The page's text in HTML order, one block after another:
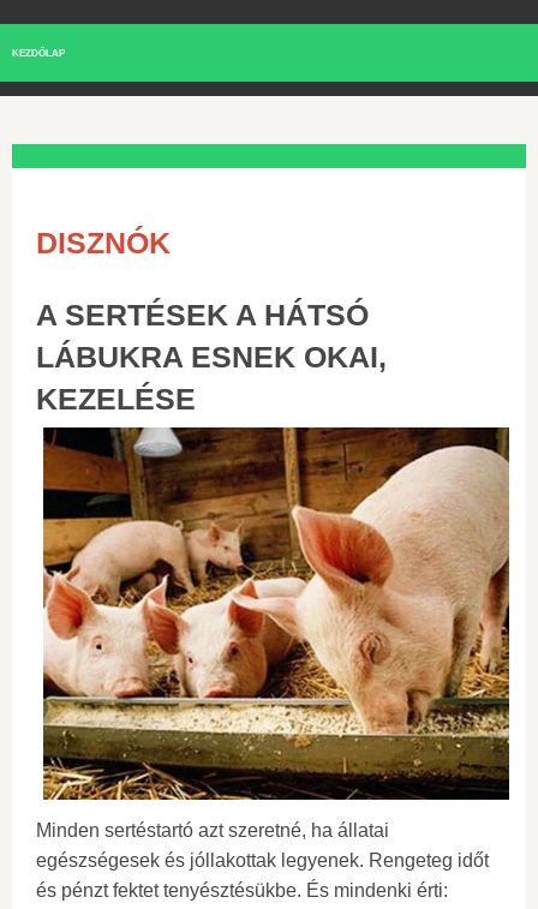
KEZDŐLAP
DISZNÓK
A SERTÉSEK A HÁTSÓ
LÁBUKRA ESNEK OKAI,
KEZELÉSE
Minden sertéstartó azt szeretné, ha állatai
egészségesek és jóllakottak legyenek. Rengeteg időt
és pénzt fektet tenyésztésükbe. És mindenki érti: